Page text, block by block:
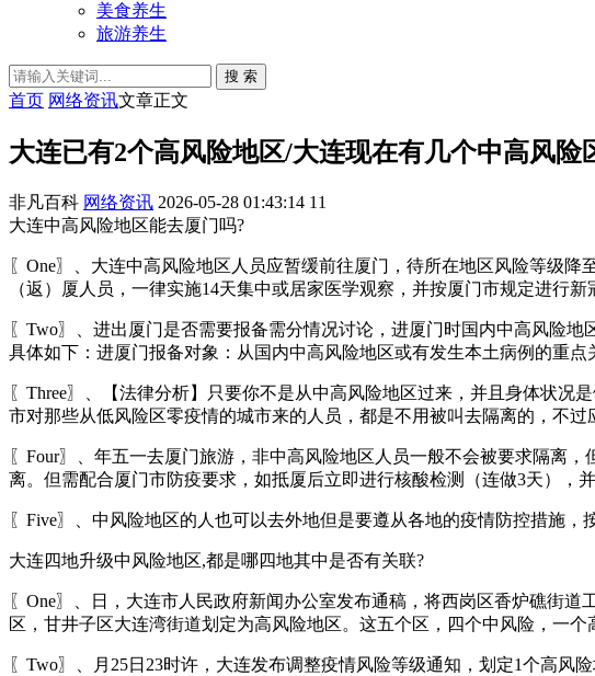
美食养生
旅游养生
搜 索
首页 网络资讯文章正文
大连已有2个高风险地区/大连现在有几个中高风险
非凡百科 网络资讯 2026-05-28 01:43:14 11
大连中高风险地区能去厦门吗?
〖One〗、大连中高风险地区人员应暂缓前往厦门，待所在地区风险等级
（返）厦人员，一律实施14天集中或居家医学观察，并按厦门市规定进行新
〖Two〗、进出厦门是否需要报备需分情况讨论，进厦门时国内中高风险
具体如下：进厦门报备对象：从国内中高风险地区或有发生本土病例的重点
〖Three〗、【法律分析】只要你不是从中高风险地区过来，并且身体状
市对那些从低风险区零疫情的城市来的人员，都是不用被叫去隔离的，不过
〖Four〗、年五一去厦门旅游，非中高风险地区人员一般不会被要求隔离
离。但需配合厦门市防疫要求，如抵厦后立即进行核酸检测（连做3天），
〖Five〗、中风险地区的人也可以去外地但是要遵从各地的疫情防控措施
大连四地升级中风险地区,都是哪四地其中是否有关联?
〖One〗、日，大连市人民政府新闻办公室发布通稿，将西岗区香炉礁街
区，甘井子区大连湾街道划定为高风险地区。这五个区，四个中风险，一个
〖Two〗、月25日23时许，大连发布调整疫情风险等级通知，划定1个高